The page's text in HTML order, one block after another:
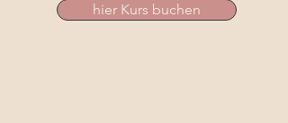
hier Kurs buchen